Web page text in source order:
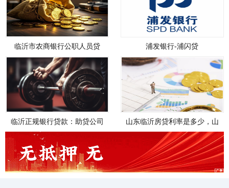
临沂市农商银行公职人员贷
款，临沂市农商银行公职人员
贷款政策
浦发银行-浦闪贷
临沂正规银行贷款：助贷公司
如何帮您轻松解决资金需求
山东临沂房贷利率是多少，山
东临沂房贷利率是多少钱